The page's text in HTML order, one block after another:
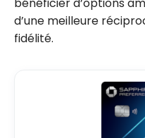
d’une meilleure
fidélité.